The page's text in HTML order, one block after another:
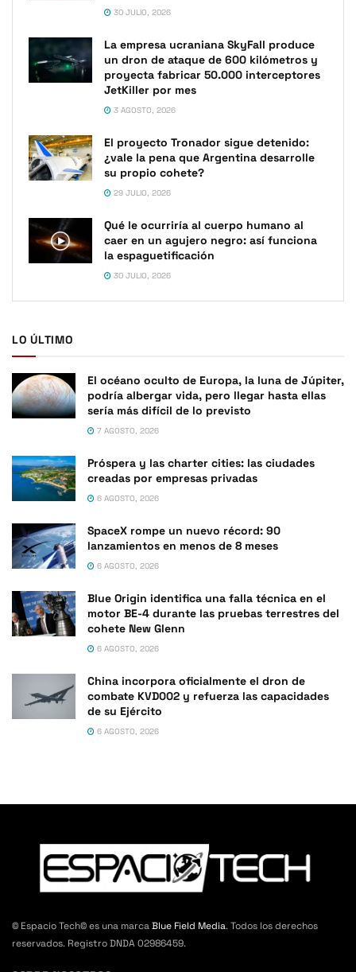
30 JULIO, 2026
La empresa ucraniana SkyFall produce
un dron de ataque de 600 kilómetros y
proyecta fabricar 50.000 interceptores
JetKiller por mes
3 AGOSTO, 2026
El proyecto Tronador sigue detenido:
¿vale la pena que Argentina desarrolle
su propio cohete?
29 JULIO, 2026
Qué le ocurriría al cuerpo humano al
caer en un agujero negro: así funciona
la espaguetificación
30 JULIO, 2026
LO ÚLTIMO
El océano oculto de Europa, la luna de Júpiter,
podría albergar vida, pero llegar hasta ellas
sería más difícil de lo previsto
7 AGOSTO, 2026
Próspera y las charter cities: las ciudades
creadas por empresas privadas
6 AGOSTO, 2026
SpaceX rompe un nuevo récord: 90
lanzamientos en menos de 8 meses
6 AGOSTO, 2026
Blue Origin identifica una falla técnica en el
motor BE-4 durante las pruebas terrestres del
cohete New Glenn
6 AGOSTO, 2026
China incorpora oficialmente el dron de
combate KVD002 y refuerza las capacidades
de su Ejército
6 AGOSTO, 2026
© Espacio Tech© es una marcaBlue Field Media. Todos los derechos
reservados. Registro DNDA 02986459.